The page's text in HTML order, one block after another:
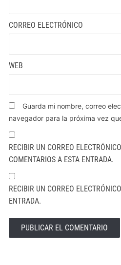
CORREO ELECTRÓNICO
WEB
Guarda mi nombre, correo
navegador para la próxima vez
RECIBIR UN CORREO
COMENTARIOS A ESTA ENTRADA.
RECIBIR UN CORREO
ENTRADA.